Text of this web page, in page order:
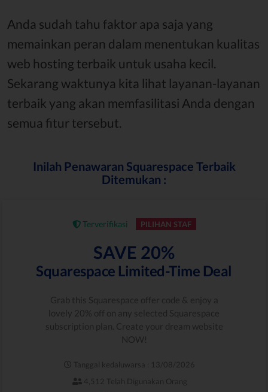
Anda sudah tahu faktor apa saja yang
memainkan peran dalam menentukan kualitas
web hosting terbaik untuk usaha kecil.
Sekarang waktunya kita lihat layanan-layanan
terbaik yang akan memfasilitasi Anda dengan
semua fitur tersebut.
Inilah Penawaran Squarespace Terbaik
Ditemukan :
Terverifikasi PILIHAN STAF
SAVE 20%
Squarespace Limited-Time Deal
Grab this Squarespace offer code & enjoy a
lovely 20% off on any selected Squarespace
subscription plan. Create your dream website
NOW!
Tanggal kedaluwarsa : 13/08/2026
4,512 Telah Digunakan Orang